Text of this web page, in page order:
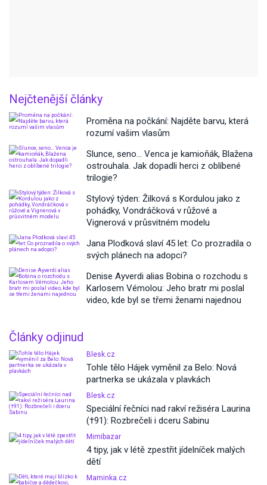
Nejčtenější články
Proměna na počkání: Najděte barvu, která
rozumí vašim vlasům
Slunce, seno… Venca je kamioňák, Blažena
ostrouhala. Jak dopadli herci z oblíbené
trilogie?
Stylový týden: Žilková s Kordulou jako z
pohádky, Vondráčková v růžové a
Vignerová v průsvitném modelu
Jana Plodková slaví 45 let: Co prozradila o
svých plánech na adopci?
Denise Ayverdi alias Bobina o rozchodu s
Karlosem Vémolou: Jeho bratr mi poslal
video, kde byl se třemi ženami najednou
Články odjinud
Blesk.cz
Tohle tělo Hájek vyměnil za Belo: Nová
partnerka se ukázala v plavkách
Blesk.cz
Speciální řečníci nad rakví režiséra Laurina
(†91): Rozbrečeli i dceru Sabinu
Mimibazar
4 tipy, jak v létě zpestřit jídelníček malých
dětí
Maminka.cz